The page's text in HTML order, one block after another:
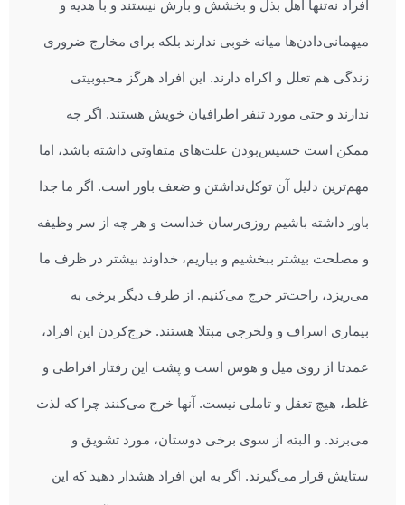
افراد نه‌تنها اهل بذل و بخشش و بارش نیستند و با هدیه و
میهمانی‌دادن‌ها میانه خوبی ندارند بلکه برای مخارج ضروری
زندگی هم تعلل و اکراه دارند. این افراد هرگز محبوبیتی
ندارند و حتی مورد تنفر اطرافیان خویش هستند. اگر چه
ممکن است خسیس‌بودن علت‌های متفاوتی داشته باشد، اما
مهم‌ترین دلیل آن توکل‌نداشتن و ضعف باور است. اگر ما جدا
باور داشته باشیم روزی‌رسان خداست و هر چه از سر وظیفه
و مصلحت بیشتر ببخشیم و بیاریم، خداوند بیشتر در ظرف ما
می‌ریزد، راحت‌تر خرج می‌کنیم. از طرف دیگر برخی به
بیماری اسراف و ولخرجی مبتلا هستند. خرج‌کردن این افراد،
عمدتا از روی میل و هوس است و پشت این رفتار افراطی و
غلط، هیچ تعقل و تاملی نیست. آنها خرج می‌کنند چرا که لذت
می‌برند. و البته از سوی برخی دوستان، مورد تشویق و
ستایش قرار می‌گیرند. اگر به این افراد هشدار دهید که این